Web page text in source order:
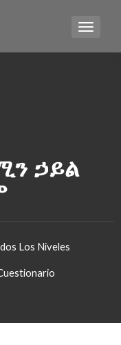
ኃይል
Los Niveles